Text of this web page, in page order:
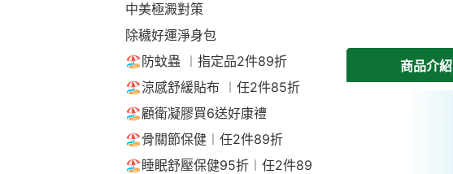
中美極澱對策
除穢好運淨身包
🏖️防蚊蟲 ︱指定品2件89折
🏖️涼感舒緩貼布 ︱任2件85折
🏖️顧衛凝膠買6送好康禮
🏖️骨關節保健︱任2件89折
🏖️睡眠舒壓保健95折︱任2件89
商品介紹